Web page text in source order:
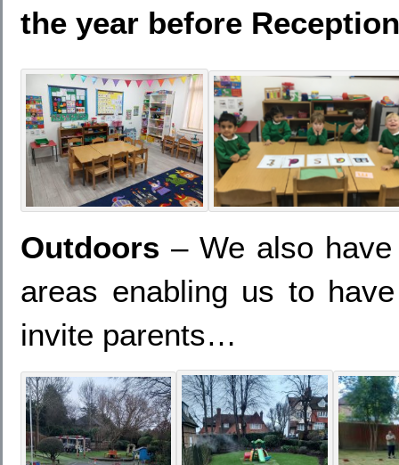
the year before
Outdoors – We also
areas enabling us to
invite parents…